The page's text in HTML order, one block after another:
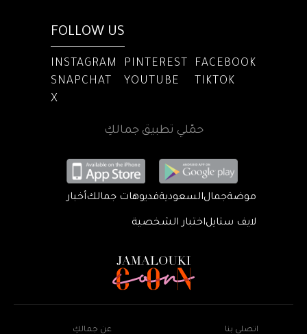
FOLLOW US
INSTAGRAM PINTEREST
FACEBOOK
SNAPCHAT
YOUTUBE
TIKTOK
X
حمّلي تطبيق جمالكِ
موضةجمالالسعوديةفديوهات جمالكأخبار
لايف ستايلاختبار الشخصية
اتصلي بنا عن جمالكِ